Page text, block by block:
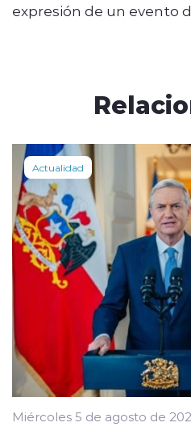
expresión de un evento
Actualidad
Miércoles 5 de agosto de